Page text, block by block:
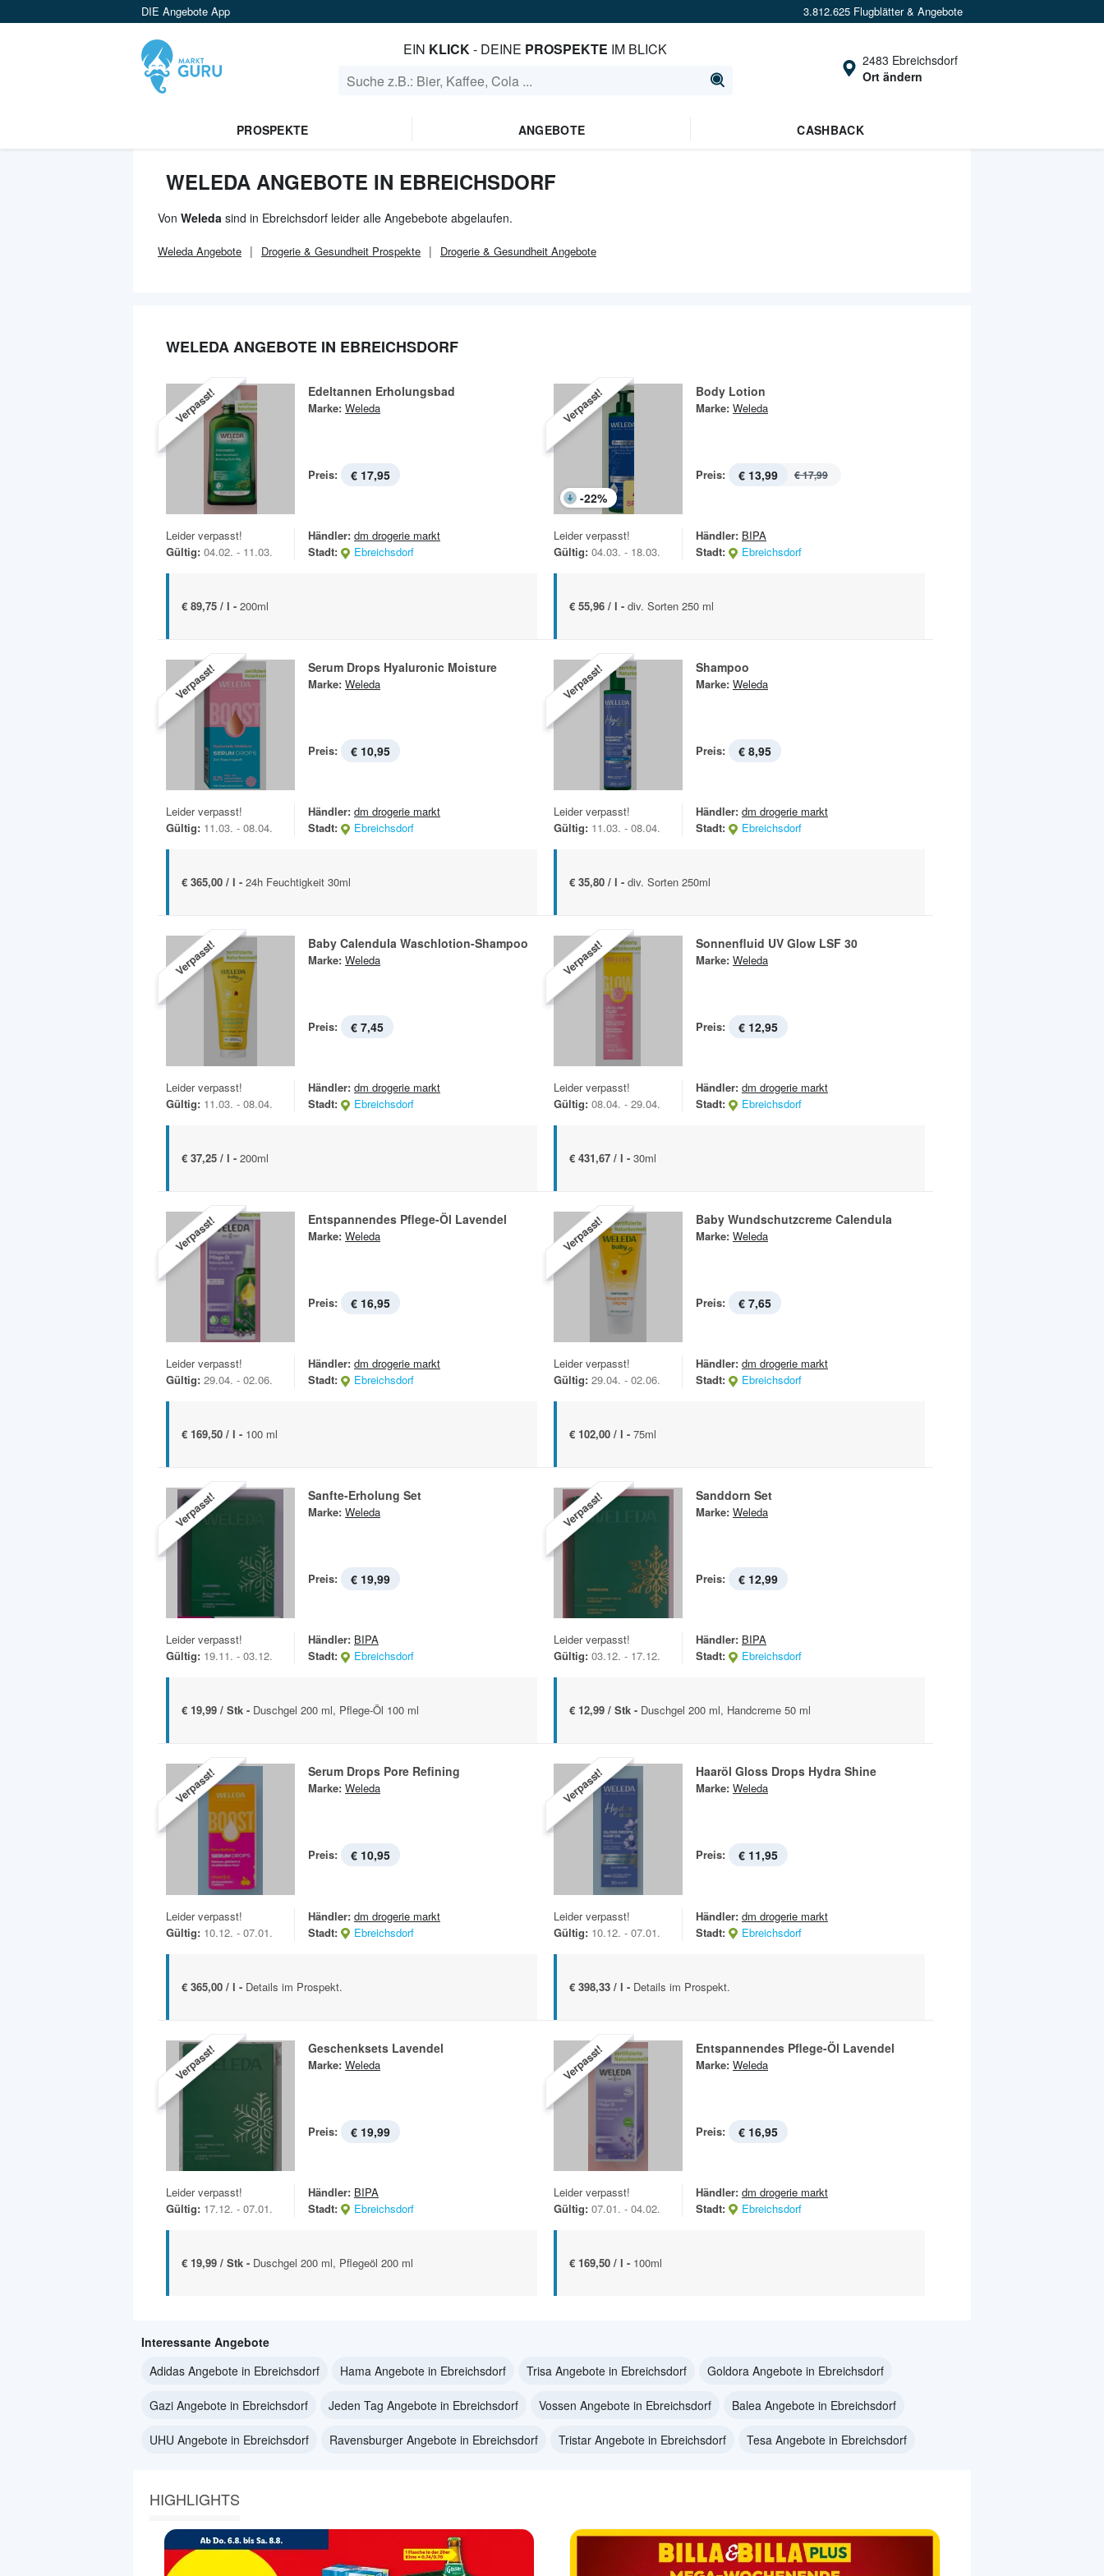
DIE Angebote App 3.812.625 Flugblätter & Angebote
EIN KLICK- DEINE PROSPEKTE IM BLICK
2483 Ebreichsdorf
Ort ändern
zu sehen.
PROSPEKTE ANGEBOTE CASHBACK
WELEDA ANGEBOTE IN EBREICHSDORF
Von Weleda sind in Ebreichsdorf leider alle Angebebote abgelaufen.
Weleda Angebote Drogerie & Gesundheit Prospekte Drogerie & Gesundheit Angebote
WELEDA ANGEBOTE IN EBREICHSDORF
Verpasst! Edeltannen Erholungsbad
Marke: Weleda
Preis: € 17,95
Leider verpasst!
Gültig: 04.02. - 11.03.
Händler: dm drogerie markt
Stadt:
Ebreichsdorf
€ 89,75 / l - 200ml
Verpasst!
-22%
Body Lotion
Marke: Weleda
Preis: € 13,99 € 17,99
Leider verpasst!
Gültig: 04.03. - 18.03.
Händler: BIPA
Stadt:
Ebreichsdorf
€ 55,96 / l - div. Sorten 250 ml
Verpasst! Serum Drops Hyaluronic Moisture
Marke: Weleda
Preis: € 10,95
Leider verpasst!
Gültig: 11.03. - 08.04.
Händler: dm drogerie markt
Stadt:
Ebreichsdorf
€ 365,00 / l - 24h Feuchtigkeit 30ml
Verpasst! Shampoo
Marke: Weleda
Preis: € 8,95
Leider verpasst!
Gültig: 11.03. - 08.04.
Händler: dm drogerie markt
Stadt:
Ebreichsdorf
€ 35,80 / l - div. Sorten 250ml
Verpasst! Baby Calendula Waschlotion-Shampoo
Marke: Weleda
Preis: € 7,45
Leider verpasst!
Gültig: 11.03. - 08.04.
Händler: dm drogerie markt
Stadt:
Ebreichsdorf
€ 37,25 / l - 200ml
Verpasst! Sonnenfluid UV Glow LSF 30
Marke: Weleda
Preis: € 12,95
Leider verpasst!
Gültig: 08.04. - 29.04.
Händler: dm drogerie markt
Stadt:
Ebreichsdorf
€ 431,67 / l - 30ml
Verpasst! Entspannendes Pflege-Öl Lavendel
Marke: Weleda
Preis: € 16,95
Leider verpasst!
Gültig: 29.04. - 02.06.
Händler: dm drogerie markt
Stadt:
Ebreichsdorf
€ 169,50 / l - 100 ml
Verpasst! Baby Wundschutzcreme Calendula
Marke: Weleda
Preis: € 7,65
Leider verpasst!
Gültig: 29.04. - 02.06.
Händler: dm drogerie markt
Stadt:
Ebreichsdorf
€ 102,00 / l - 75ml
Verpasst! Sanfte-Erholung Set
Marke: Weleda
Preis: € 19,99
Leider verpasst!
Gültig: 19.11. - 03.12.
Händler: BIPA
Stadt:
Ebreichsdorf
€ 19,99 / Stk - Duschgel 200 ml, Pflege-Öl 100 ml
Verpasst! Sanddorn Set
Marke: Weleda
Preis: € 12,99
Leider verpasst!
Gültig: 03.12. - 17.12.
Händler: BIPA
Stadt:
Ebreichsdorf
€ 12,99 / Stk - Duschgel 200 ml, Handcreme 50 ml
Verpasst! Serum Drops Pore Refining
Marke: Weleda
Preis: € 10,95
Leider verpasst!
Gültig: 10.12. - 07.01.
Händler: dm drogerie markt
Stadt:
Ebreichsdorf
€ 365,00 / l - Details im Prospekt.
Verpasst! Haaröl Gloss Drops Hydra Shine
Marke: Weleda
Preis: € 11,95
Leider verpasst!
Gültig: 10.12. - 07.01.
Händler: dm drogerie markt
Stadt:
Ebreichsdorf
€ 398,33 / l - Details im Prospekt.
Verpasst! Geschenksets Lavendel
Marke: Weleda
Preis: € 19,99
Leider verpasst!
Gültig: 17.12. - 07.01.
Händler: BIPA
Stadt:
Ebreichsdorf
€ 19,99 / Stk - Duschgel 200 ml, Pflegeöl 200 ml
Verpasst! Entspannendes Pflege-Öl Lavendel
Marke: Weleda
Preis: € 16,95
Leider verpasst!
Gültig: 07.01. - 04.02.
Händler: dm drogerie markt
Stadt:
Ebreichsdorf
€ 169,50 / l - 100ml
Interessante Angebote
Adidas Angebote in Ebreichsdorf
Hama Angebote in Ebreichsdorf Trisa Angebote in Ebreichsdorf Goldora Angebote in Ebreichsdorf
Gazi Angebote in Ebreichsdorf Jeden Tag Angebote in Ebreichsdorf Vossen Angebote in Ebreichsdorf Balea Angebote in Ebreichsdorf
UHU Angebote in Ebreichsdorf Ravensburger Angebote in Ebreichsdorf Tristar Angebote in Ebreichsdorf Tesa Angebote in Ebreichsdorf
HIGHLIGHTS